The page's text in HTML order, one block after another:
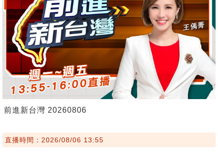
前進新台灣 20260806
直播時間：2026/08/06 13:55